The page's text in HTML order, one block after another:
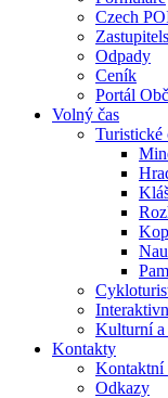
Czech
Odpady
Ceník
Portál
Volný čas
Turistické
Kulturní a
Kontakty
Kontaktní
Odkazy